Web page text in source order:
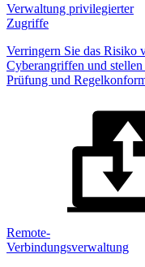
Verwaltung privilegierter
Zugriffe
Verringern Sie das Risiko
Cyberangriffen und
Prüfung und
Remote-
Verbindungsverwaltung